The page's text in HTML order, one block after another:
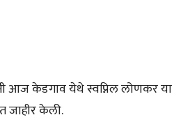
आज केडगाव येथे स्वप्निल लोणकर
जाहीर केली.